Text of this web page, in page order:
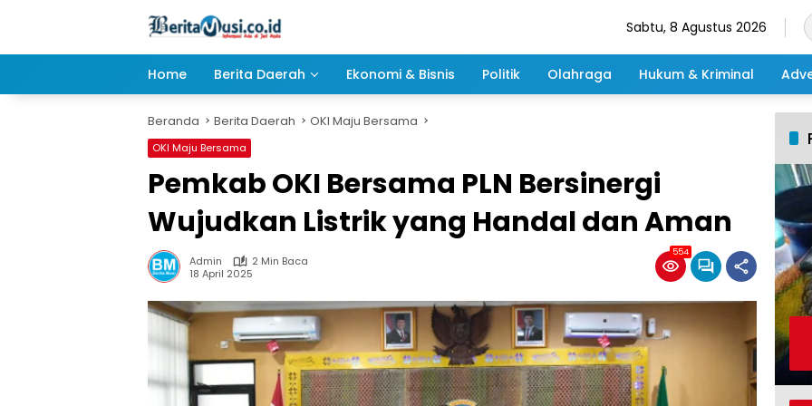
Sabtu, 8 Agustus 2026
Home Berita Daerah Ekonomi & Bisnis Politik Olahraga Hukum & Kriminal
Beranda Berita Daerah OKI Maju Bersama
OKI Maju Bersama
Pemkab OKI Bersama PLN Bersinergi
Wujudkan Listrik yang Handal dan Aman
Admin
2 Min Baca
18 April 2025
554